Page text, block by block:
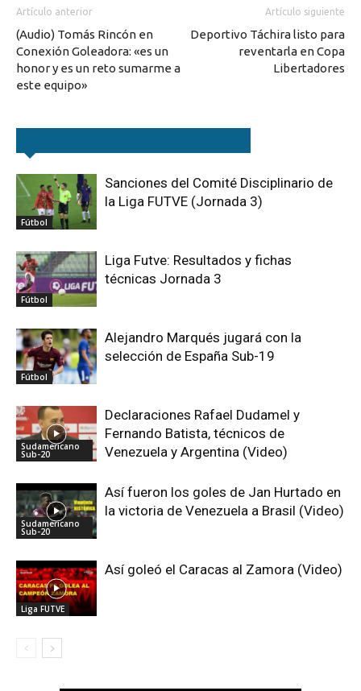
Artículo anterior
(Audio) Tomás Rincón en
Conexión Goleadora: «es un
honor y es un reto sumarme a
este equipo»
Artículo siguiente
Deportivo Táchira listo para
reventarla en Copa
Libertadores
Fútbol
Sanciones del Comité Disciplinario de
la Liga FUTVE (Jornada 3)
Fútbol
Liga Futve: Resultados y fichas
técnicas Jornada 3
Fútbol
Alejandro Marqués jugará con la
selección de España Sub-19
Sudamericano
Sub-20
Declaraciones Rafael Dudamel y
Fernando Batista, técnicos de
Venezuela y Argentina (Video)
Sudamericano
Sub-20
Así fueron los goles de Jan Hurtado en
la victoria de Venezuela a Brasil (Video)
Liga FUTVE
Así goleó el Caracas al Zamora (Video)